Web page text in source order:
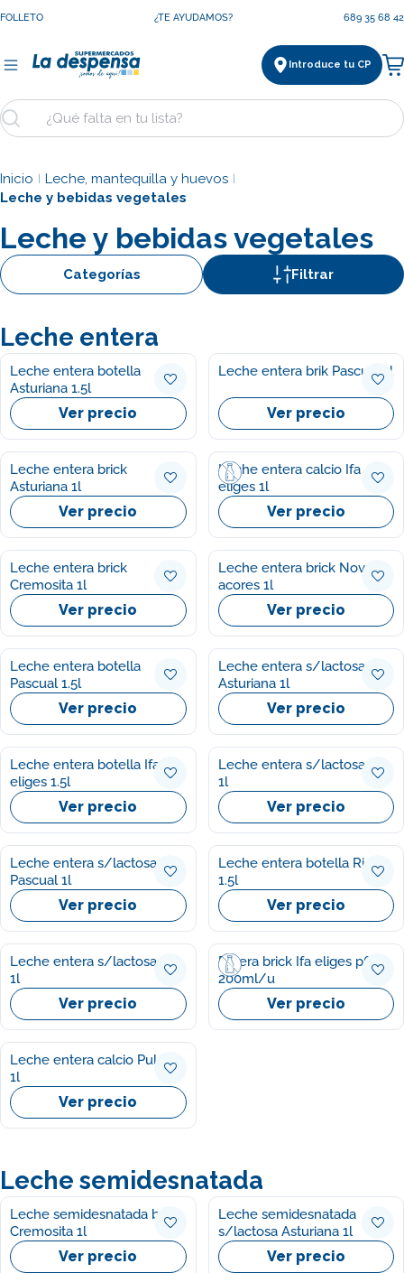
FOLLETO ¿TE AYUDAMOS? 689 35 68 42
Buscar
Introduce tu CP
Inicio Leche, mantequilla y huevos
Leche y bebidas vegetales
Leche y bebidas vegetales
Categorías Filtrar
Leche entera
Leche entera botella
Asturiana 1.5l
Ver precio
Leche entera brik Pascual 1l
Ver precio
Leche entera brick
Asturiana 1l
Ver precio
Leche entera calcio Ifa
eliges 1l
Ver precio
Leche entera brick
Cremosita 1l
Ver precio
Leche entera brick Nova
acores 1l
Ver precio
Leche entera botella
Pascual 1.5l
Ver precio
Leche entera s/lactosa
Asturiana 1l
Ver precio
Leche entera botella Ifa
eliges 1.5l
Ver precio
Leche entera s/lactosa Lr
1l
Ver precio
Leche entera s/lactosa
Pascual 1l
Ver precio
Leche entera botella Rio
1.5l
Ver precio
Leche entera s/lactosa Rio
1l
Ver precio
Entera brick Ifa eliges p6
200ml/u
Ver precio
Leche entera calcio Puleva
1l
Ver precio
Leche semidesnatada
Leche semidesnatada brick
Cremosita 1l
Ver precio
Leche semidesnatada
s/lactosa Asturiana 1l
Ver precio